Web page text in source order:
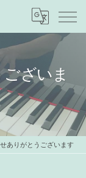
ざいま
ありがとうございます